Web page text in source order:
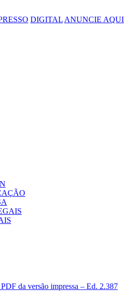
DIGITAL ANUNCIE AQUI
da versão impressa – Ed. 2.387